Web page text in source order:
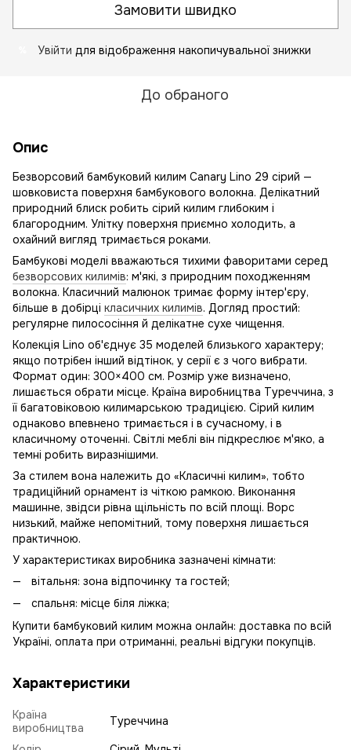
Замовити швидко
Увійти для відображення накопичувальної знижки
До обраного
Опис
Безворсовий бамбуковий килим Canary Lino 29 сірий —
шовковиста поверхня бамбукового волокна. Делікатний
природний блиск робить сірий килим глибоким і
благородним. Улітку поверхня приємно холодить, а
охайний вигляд тримається роками.
Бамбукові моделі вважаються тихими фаворитами серед
безворсових килимів: м'які, з природним походженням
волокна. Класичний малюнок тримає форму інтер'єру,
більше в добірці класичних килимів. Догляд простий:
регулярне пилососіння й делікатне сухе чищення.
Колекція Lino об'єднує 35 моделей близького характеру;
якщо потрібен інший відтінок, у серії є з чого вибрати.
Формат один: 300×400 см. Розмір уже визначено,
лишається обрати місце. Країна виробництва Туреччина, з
її багатовіковою килимарською традицією. Сірий килим
однаково впевнено тримається і в сучасному, і в
класичному оточенні. Світлі меблі він підкреслює м'яко, а
темні робить виразнішими.
За стилем вона належить до «Класичні килим», тобто
традиційний орнамент із чіткою рамкою. Виконання
машинне, звідси рівна щільність по всій площі. Ворс
низький, майже непомітний, тому поверхня лишається
практичною.
У характеристиках виробника зазначені кімнати:
вітальня: зона відпочинку та гостей;
спальня: місце біля ліжка;
Купити бамбуковий килим можна онлайн: доставка по всій
Україні, оплата при отриманні, реальні відгуки покупців.
Характеристики
Країна
виробництва
Туреччина